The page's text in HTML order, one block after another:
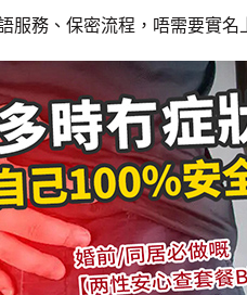
務、保密流程，唔需要實名